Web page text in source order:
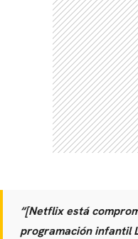
“[Netflix está
programación infantil